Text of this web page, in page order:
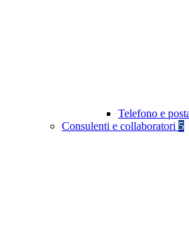
Telefono e
Consulenti e collaboratori 5